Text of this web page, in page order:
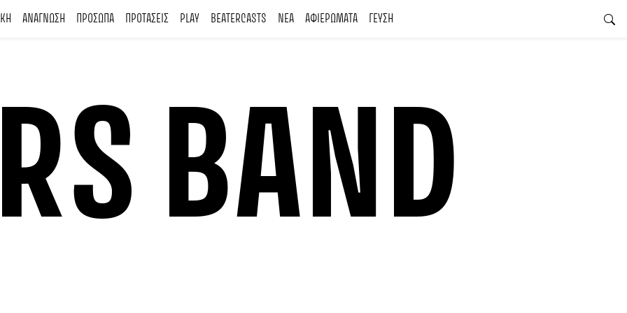
ΑΝΑΓΝΩΣΗ ΠΡΟΣΩΠΑ ΠΡΟΤΑΣΕΙΣ PLAY BEATERCASTS ΝΕΑ ΑΦΙΕΡΩΜΑΤΑ ΓΕΥΣΗ
BAND